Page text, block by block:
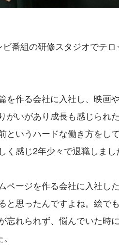
番組の研修スタジオでテロ
を作る会社に入社し、映画
いがあり成長も感じられた
いうハードな働き方をして
感じ2年少々で退職しまし
ージを作る会社に入社した
と思ったんですよね。絵で
忘れられず、悩んでいた時